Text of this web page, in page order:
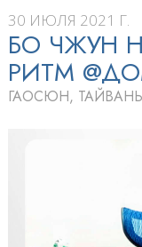
30 ИЮЛЯ 2021 Г.
БО ЧЖУН
РИТМ
ГАОСЮН, ТАЙВАНЬ